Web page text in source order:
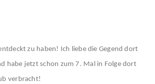
zu haben! Ich liebe die Gegend dort
habe jetzt schon zum 7. Mal in Folge dort
verbracht!